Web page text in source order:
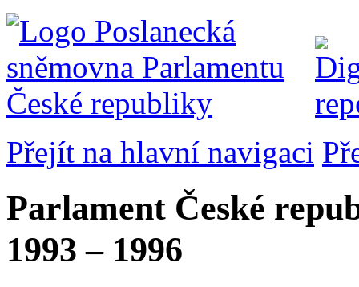
Přejít na hlavní navigaci
Parlament České
1993 – 1996